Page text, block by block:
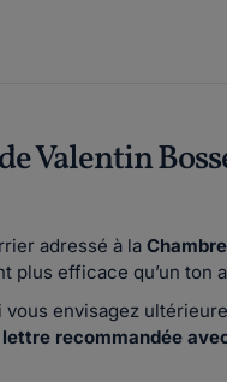
Valentin
adressé à la
plus efficace qu’un
vous envisagez
lettre recommandée